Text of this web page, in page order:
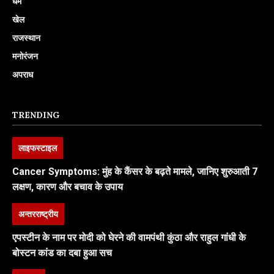
खेल
राजस्थान
मनोरंजन
अपराध
TRENDING
लाइफस्टाइल
Cancer Symptoms: मुंह के कैंसर के बढ़ते मामले, जानिए शुरुआती 7
लक्षण, कारण और बचाव के उपाय
अन्तरराष्ट्रीय
एपस्टीन के नाम पर मोदी को घेरने की वामपंथी कुंठा और राहुल गांधी के
बोस्टन कांड का दबा हुआ सच